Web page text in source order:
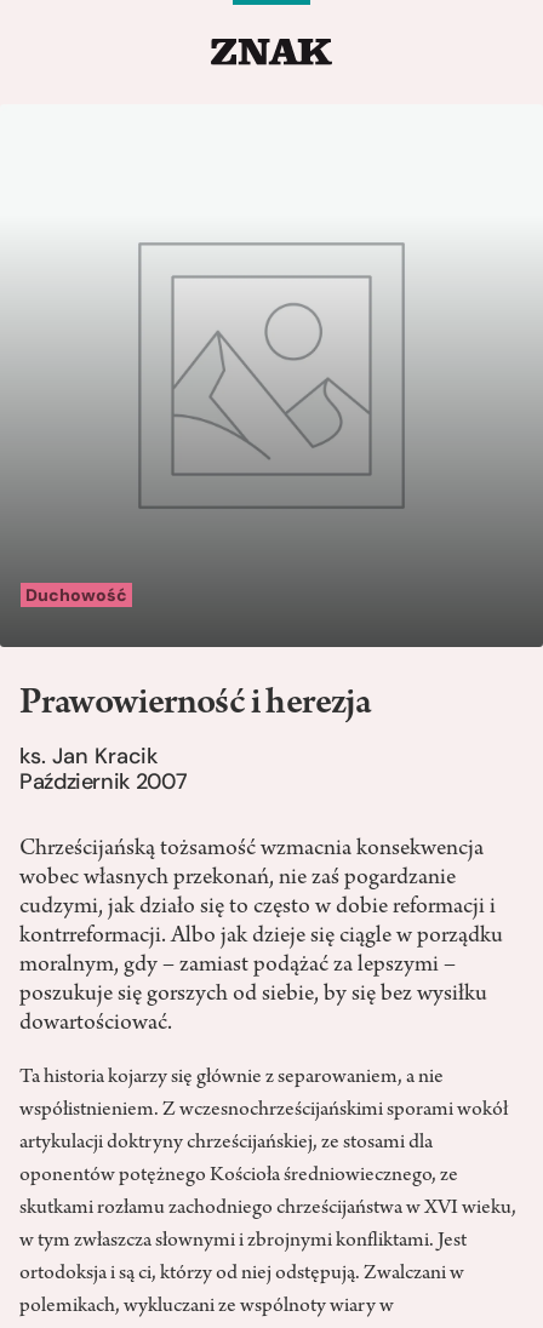
Duchowość
Prawowierność i herezja
ks. Jan Kracik
Październik 2007
Chrześcijańską tożsamość wzmacnia konsekwencja
wobec własnych przekonań, nie zaś pogardzanie
cudzymi, jak działo się to często w dobie reformacji i
kontrreformacji. Albo jak dzieje się ciągle w porządku
moralnym, gdy – zamiast podążać za lepszymi –
poszukuje się gorszych od siebie, by się bez wysiłku
dowartościować.
Ta historia kojarzy się głównie z separowaniem, a nie
współistnieniem. Z wczesnochrześcijańskimi sporami wokół
artykulacji doktryny chrześcijańskiej, ze stosami dla
oponentów potężnego Kościoła średniowiecznego, ze
skutkami rozłamu zachodniego chrześcijaństwa w XVI wieku,
w tym zwłaszcza słownymi i zbrojnymi konfliktami. Jest
ortodoksja i są ci, którzy od niej odstępują. Zwalczani w
polemikach, wykluczani ze wspólnoty wiary w